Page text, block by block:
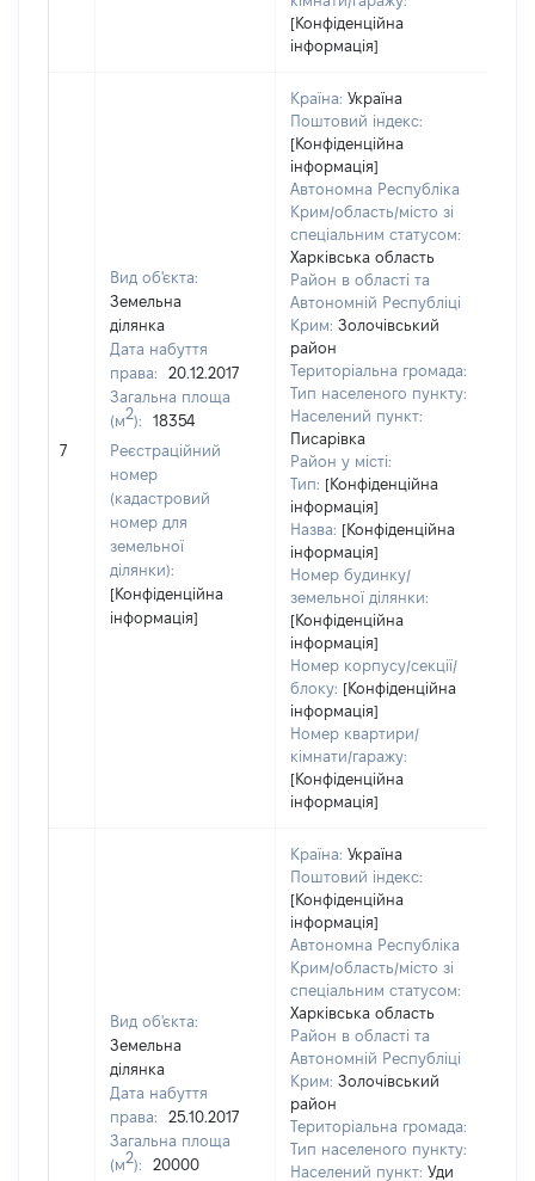
[Конфіденційна
інформація]
7
Вид об'єкта:
Земельна
ділянка
Дата набуття
права:
20.12.2017
Загальна площа
(м2):
18354
Реєстраційний
номер
(кадастровий
номер для
земельної
ділянки):
[Конфіденційна
інформація]
Країна: Україна
Поштовий індекс:
[Конфіденційна
інформація]
Автономна Республіка
Крим/область/місто зі
спеціальним статусом:
Харківська область
Район в області та
Автономній Республіці
Крим: Золочівський
район
Територіальна громада:
Тип населеного пункту:
Населений пункт:
Писарівка
Район у місті:
Тип: [Конфіденційна
інформація]
Назва: [Конфіденційна
інформація]
Номер будинку/
земельної ділянки:
[Конфіденційна
інформація]
Номер корпусу/секції/
блоку: [Конфіденційна
інформація]
Номер квартири/
кімнати/гаражу:
[Конфіденційна
інформація]
Вид об'єкта:
Земельна
ділянка
Дата набуття
права:
25.10.2017
Загальна площа
(м2):
20000
Країна: Україна
Поштовий індекс:
[Конфіденційна
інформація]
Автономна Республіка
Крим/область/місто зі
спеціальним статусом:
Харківська область
Район в області та
Автономній Республіці
Крим: Золочівський
район
Територіальна громада:
Тип населеного пункту:
Населений пункт: Уди